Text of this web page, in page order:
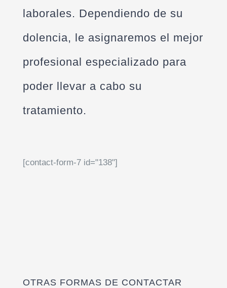
laborales. Dependiendo de su
dolencia, le asignaremos el mejor
profesional especializado para
poder llevar a cabo su
tratamiento.
[contact-form-7 id="138"]
OTRAS FORMAS DE CONTACTAR